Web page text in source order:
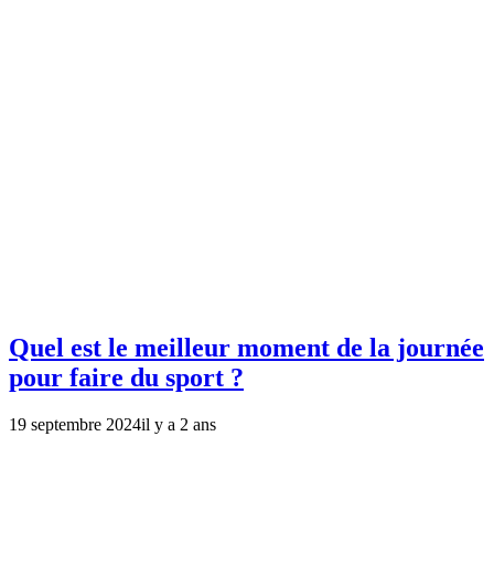
Quel est le meilleur moment de la journée
pour faire du sport ?
19 septembre 2024il y a 2 ans